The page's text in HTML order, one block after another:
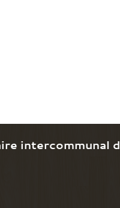
intercommunal d